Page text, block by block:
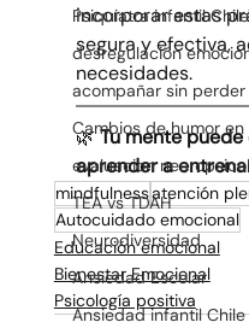
Psiquiatra infantil Chile
desregulación
acompañar sin perder
Cambios de humor en
evaluacion
TEA vs TDAH
Neurodiversidad
Ansiedad Escolar
Ansiedad infantil Chile
incorporar estas
segura y efectiva,
necesidades.
🌿 Tu mente
aprender a
mindfulnessatención
Autocuidado emocional
Educación emocional
Bienestar Emocional
Psicología positiva